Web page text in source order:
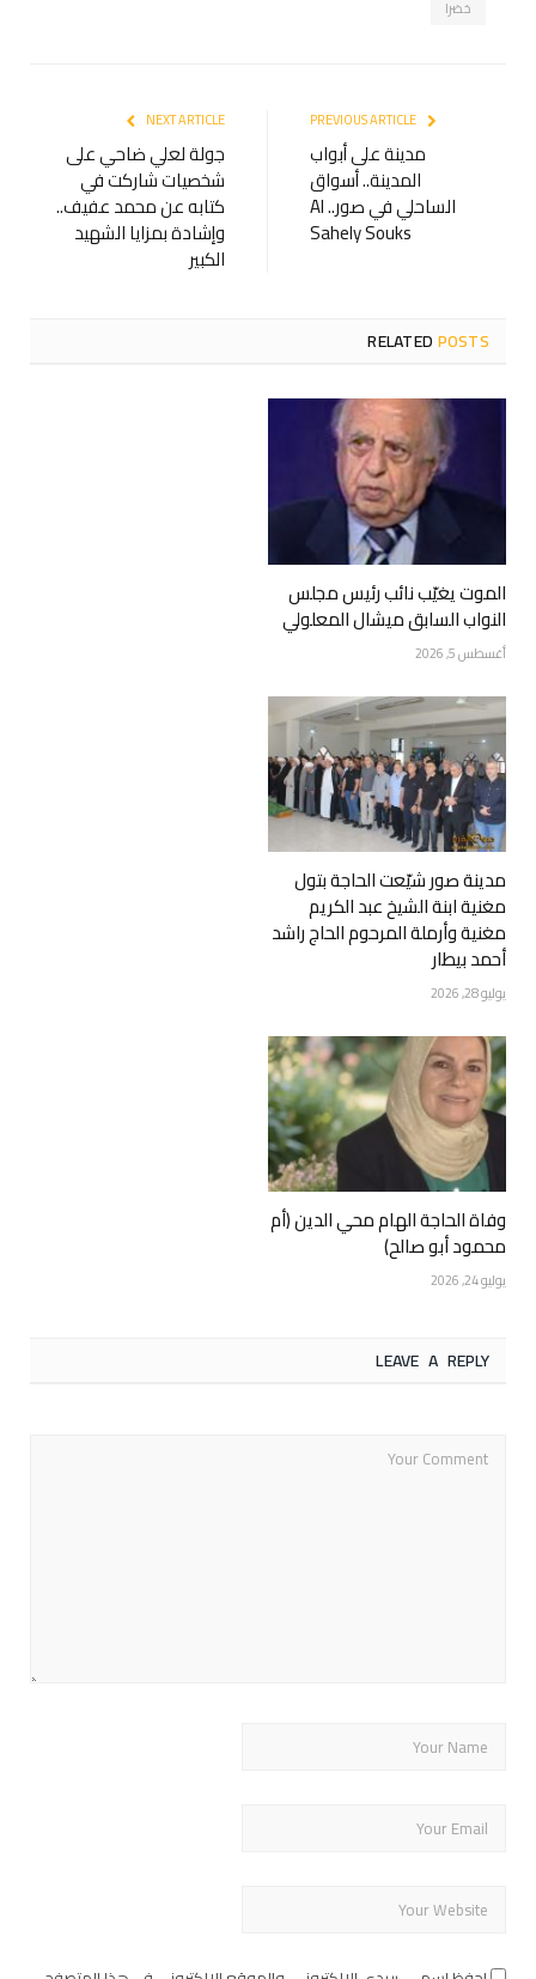
خضرا
مدينة على أبواب
المدينة.. أسواق
الساحلي في صور.. Al
Sahely Souks
NEXT ARTICLE
جولة لعلي ضاحي على
شخصيات شاركت في
كتابه عن محمد عفيف..
وإشادة بمزايا الشهيد
الكبير
RELATEDPOSTS
الموت يغيّب نائب رئيس مجلس
النواب السابق ميشال المعلولي
أغسطس 5, 2026
مدينة صور شيّعت الحاجة بتول
مغنية ابنة الشيخ عبد الكريم
مغنية وأرملة المرحوم الحاج راشد
أحمد بيطار
يوليو 28, 2026
وفاة الحاجة الهام محي الدين (أم
محمود أبو صالح)
يوليو 24, 2026
LEAVE A REPLY